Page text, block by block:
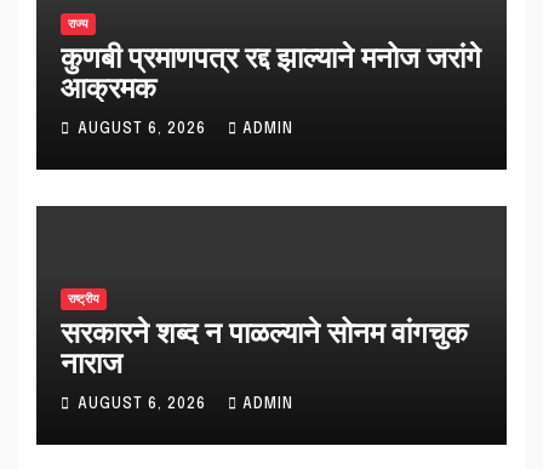
राज्य
कुणबी प्रमाणपत्र रद्द झाल्याने मनोज जरांगे
आक्रमक
AUGUST 6, 2026 ADMIN
राष्ट्रीय
सरकारने शब्द न पाळल्याने सोनम वांगचुक
नाराज
AUGUST 6, 2026 ADMIN